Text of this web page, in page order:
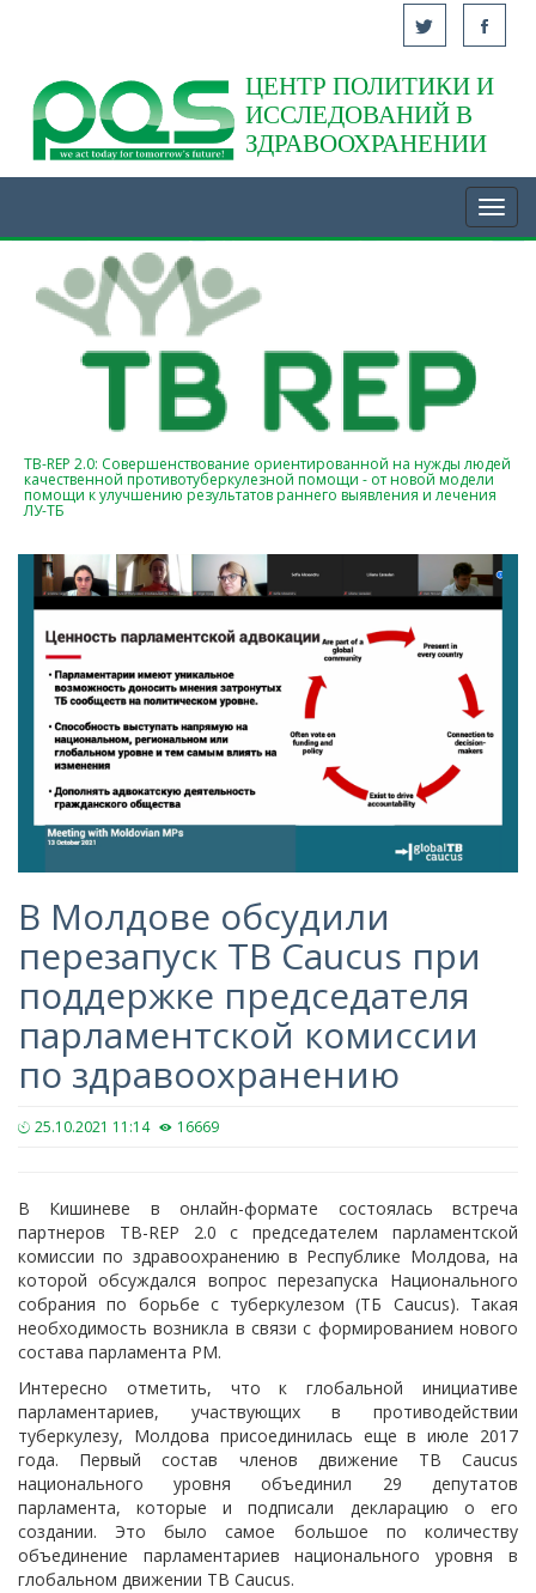
Acasă
ЦЕНТР ПОЛИТИКИ И
ИССЛЕДОВАНИЙ В
ЗДРАВООХРАНЕНИИ
TB-REP 2.0: Совершенствование ориентированной на нужды людей
качественной противотуберкулезной помощи - от новой модели
помощи к улучшению результатов раннего выявления и лечения
ЛУ-ТБ
В Молдове обсудили
перезапуск TB Caucus при
поддержке председателя
парламентской комиссии
по здравоохранению
25.10.2021 11:14 16669
В Кишиневе в онлайн-формате состоялась встреча
партнеров TB-REP 2.0 с председателем парламентской
комиссии по здравоохранению в Республике Молдова, на
которой обсуждался вопрос перезапуска Национального
собрания по борьбе с туберкулезом (ТБ Caucus). Такая
необходимость возникла в связи с формированием нового
состава парламента РМ.
Интересно отметить, что к глобальной инициативе
парламентариев, участвующих в противодействии
туберкулезу, Молдова присоединилась еще в июле 2017
года. Первый состав членов движение TB Caucus
национального уровня объединил 29 депутатов
парламента, которые и подписали декларацию о его
создании. Это было самое большое по количеству
объединение парламентариев национального уровня в
глобальном движении TB Caucus.